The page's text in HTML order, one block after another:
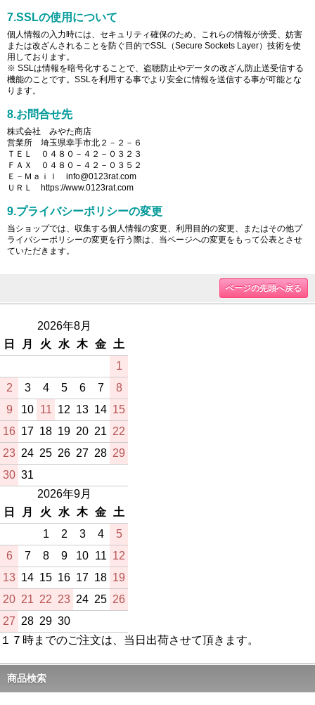
7.SSLの使用について
個人情報の入力時には、セキュリティ確保のため、これらの情報が傍受、妨害
または改ざんされることを防ぐ目的でSSL（Secure Sockets Layer）技術を使
用しております。
※ SSLは情報を暗号化することで、盗聴防止やデータの改ざん防止送受信する
機能のことです。SSLを利用する事でより安全に情報を送信する事が可能とな
ります。
8.お問合せ先
株式会社 みやた商店
営業所 埼玉県幸手市北２－２－６
ＴＥＬ ０４８０－４２－０３２３
ＦＡＸ ０４８０－４２－０３５２
Ｅ－Ｍａｉｌ info@0123rat.com
ＵＲＬ https://www.0123rat.com
9.プライバシーポリシーの変更
当ショップでは、収集する個人情報の変更、利用目的の変更、またはその他プ
ライバシーポリシーの変更を行う際は、当ページへの変更をもって公表とさせ
ていただきます。
ページの先頭へ戻る
2026年8月
日
月 火 水 木 金 土
1
2
3 4 5 6 7
8
9
10 11 12 13 14 15
16 17 18 19 20 21 22
23 24 25 26 27 28 29
30 31
2026年9月
日
月 火 水 木 金 土
1
2 3 4
5
6
7 8 9 10 11 12
13 14 15 16 17 18 19
20 21 22 23 24 25 26
27 28 29 30
１７時までのご注文は、当日出荷させて頂きます。
商品検索